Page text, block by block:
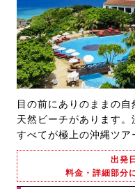
目の前にありのままの
天然ビーチがあります
すべてが極上の沖縄ツア
出発
料金・詳細部分